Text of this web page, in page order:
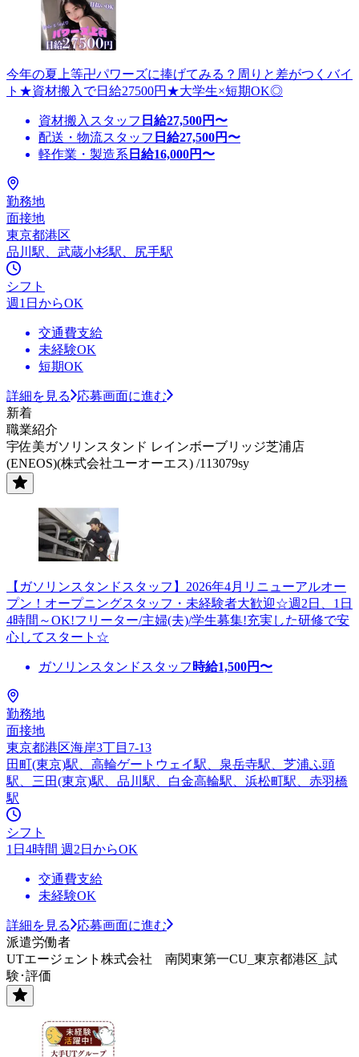
今年の夏上等卍パワーズに捧げてみる？周りと差がつくバイ
ト★資材搬入で日給27500円★大学生×短期OK◎
資材搬入スタッフ 日給27,500円〜
配送・物流スタッフ 日給27,500円〜
軽作業・製造系 日給16,000円〜
勤務地
面接地
東京都港区
品川駅、武蔵小杉駅、尻手駅
シフト
週1日からOK
交通費支給
未経験OK
短期OK
詳細を見る
応募画面に進む
新着
職業紹介
宇佐美ガソリンスタンド レインボーブリッジ芝浦店
(ENEOS)(株式会社ユーオーエス) /113079sy
【ガソリンスタンドスタッフ】2026年4月リニューアルオー
プン！オープニングスタッフ・未経験者大歓迎☆週2日、1日
4時間～OK!フリーター/主婦(夫)/学生募集!充実した研修で安
心してスタート☆
ガソリンスタンドスタッフ 時給1,500円〜
勤務地
面接地
東京都港区海岸3丁目7-13
田町(東京)駅、高輪ゲートウェイ駅、泉岳寺駅、芝浦ふ頭
駅、三田(東京)駅、品川駅、白金高輪駅、浜松町駅、赤羽橋
駅
シフト
1日4時間 週2日からOK
交通費支給
未経験OK
詳細を見る
応募画面に進む
派遣労働者
UTエージェント株式会社 南関東第一CU_東京都港区_試
験･評価